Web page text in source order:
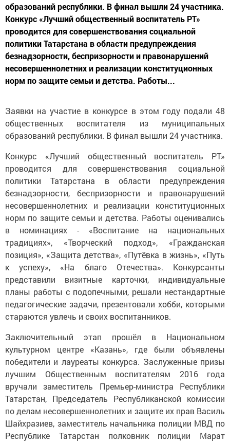
образований республики. В финал вышли 24 участника.
Конкурс «Лучший общественный воспитатель РТ»
проводится для совершенствования социальной
политики Татарстана в области предупреждения
безнадзорности, беспризорности и правонарушений
несовершеннолетних и реализации конституционных
норм по защите семьи и детства. Работы...
Заявки на участие в конкурсе в этом году подали 48
общественных воспитателя из муниципальных
образований республики. В финал вышли 24 участника.
Конкурс «Лучший общественный воспитатель РТ»
проводится для совершенствования социальной
политики Татарстана в области предупреждения
безнадзорности, беспризорности и правонарушений
несовершеннолетних и реализации конституционных
норм по защите семьи и детства. Работы оценивались
в номинациях - «Воспитание на национальных
традициях», «Творческий подход», «Гражданская
позиция», «Защита детства», «Путёвка в жизнь», «Путь
к успеху», «На благо Отечества». Конкурсанты
представили визитные карточки, индивидуальные
планы работы с подопечными, решали нестандартные
педагогические задачи, презентовали хобби, которыми
стараются увлечь и своих воспитанников.
Заключительный этап прошёл в Национальном
культурном центре «Казань», где были объявлены
победители и лауреаты конкурса. Заслуженные призы
лучшим Общественным воспитателям 2016 года
вручали заместитель Премьер-министра Республики
Татарстан, Председатель Республиканской комиссии
по делам несовершеннолетних и защите их прав Василь
Шайхразиев, заместитель начальника полиции МВД по
Республике Татарстан полковник полиции Марат